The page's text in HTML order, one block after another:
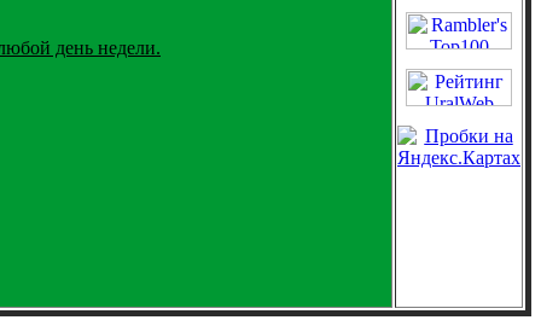
день недели.